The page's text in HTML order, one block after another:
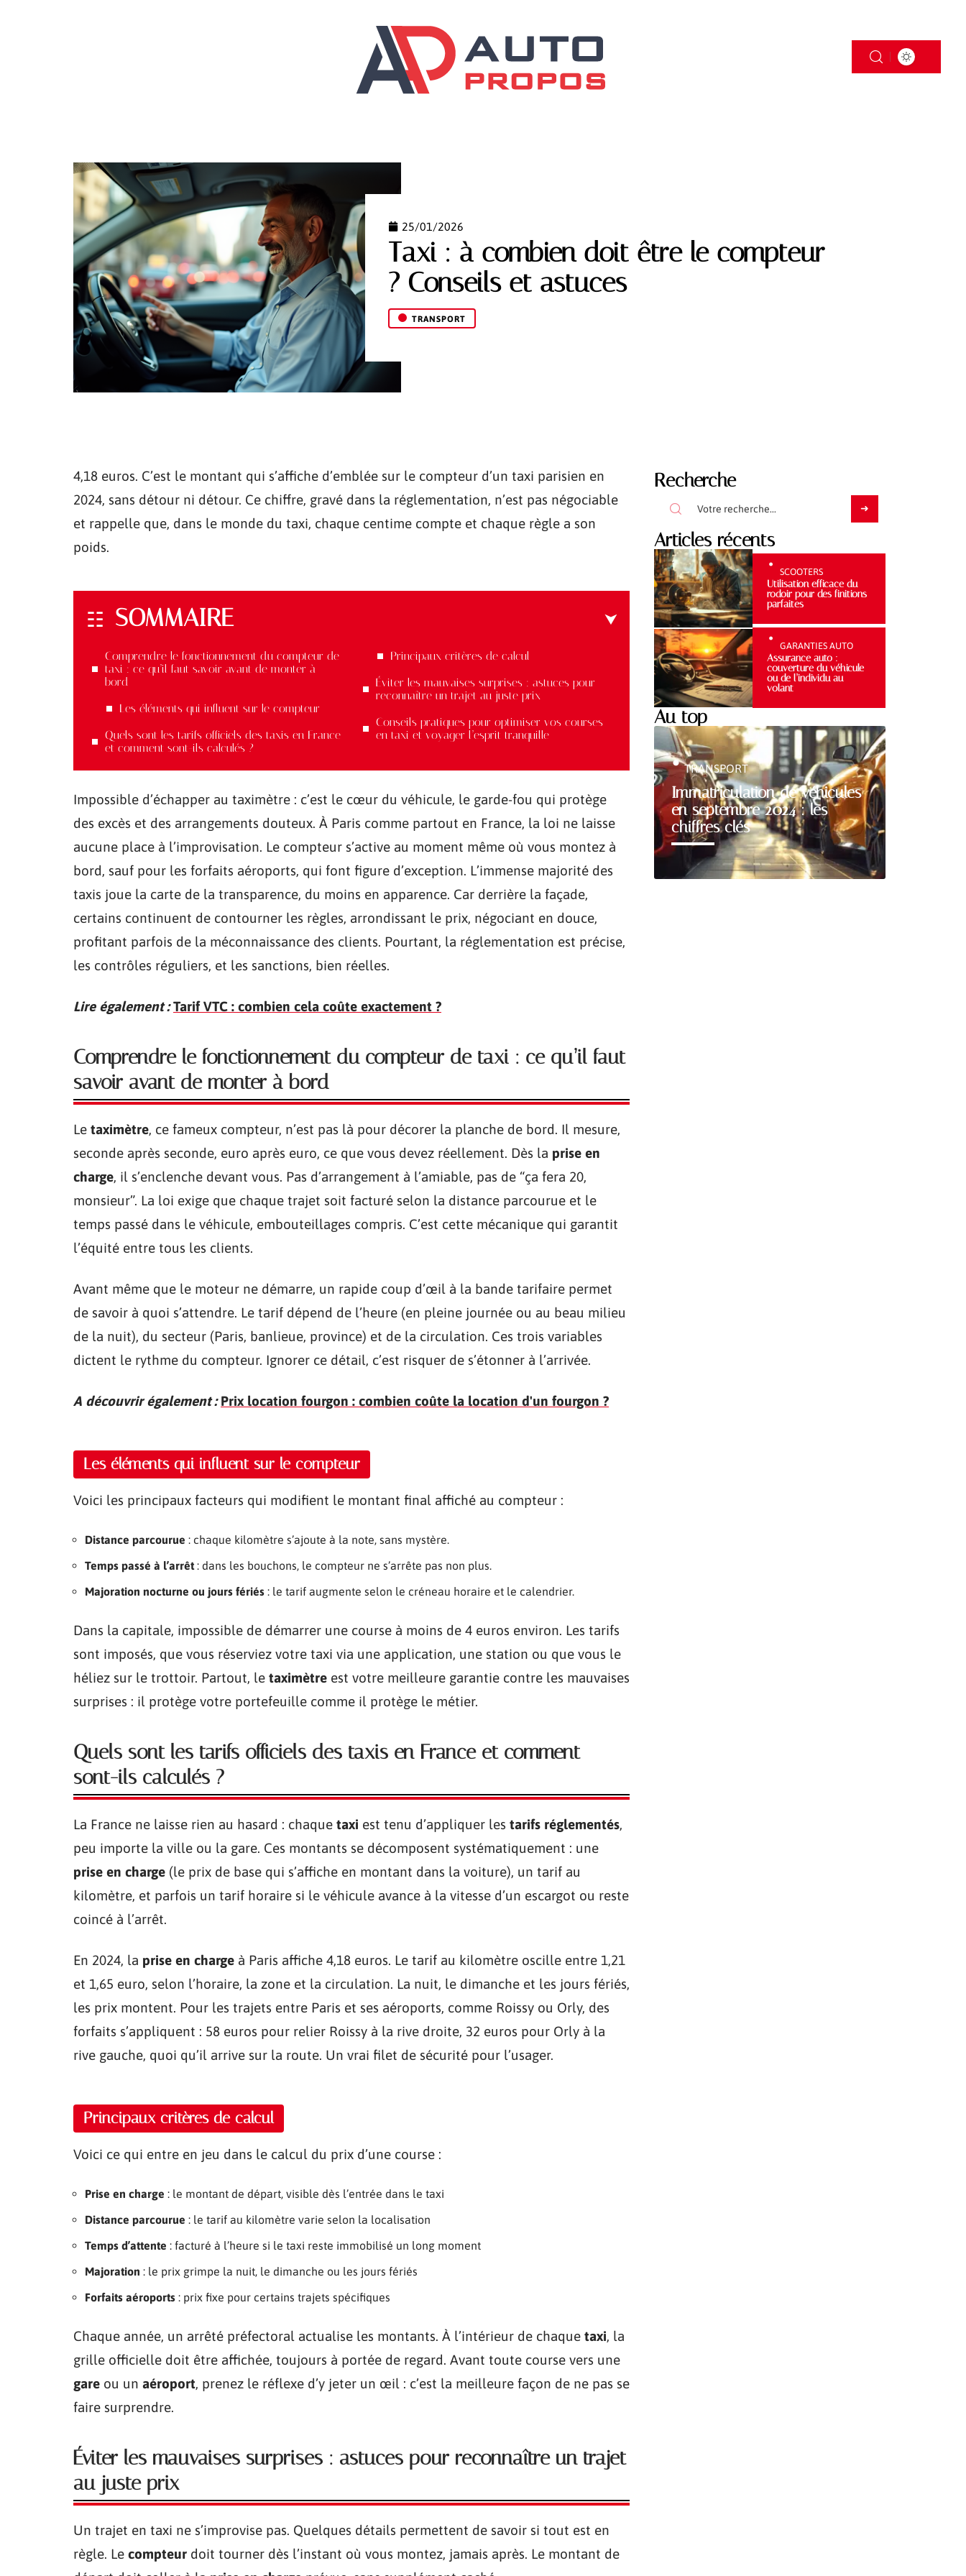
25/01/2026
Taxi : à combien doit être le compteur
? Conseils et astuces
TRANSPORT
4,18 euros. C’est le montant qui s’affiche d’emblée sur le compteur d’un taxi parisien en
2024, sans détour ni détour. Ce chiffre, gravé dans la réglementation, n’est pas négociable
et rappelle que, dans le monde du taxi, chaque centime compte et chaque règle a son
poids.
SOMMAIRE
Comprendre le fonctionnement du compteur de
taxi : ce qu’il faut savoir avant de monter à
bord
Les éléments qui influent sur le compteur
Quels sont les tarifs officiels des taxis en France
et comment sont-ils calculés ?
Principaux critères de calcul
Éviter les mauvaises surprises : astuces pour
reconnaître un trajet au juste prix
Conseils pratiques pour optimiser vos courses
en taxi et voyager l’esprit tranquille
Impossible d’échapper au taximètre : c’est le cœur du véhicule, le garde-fou qui protège
des excès et des arrangements douteux. À Paris comme partout en France, la loi ne laisse
aucune place à l’improvisation. Le compteur s’active au moment même où vous montez à
bord, sauf pour les forfaits aéroports, qui font figure d’exception. L’immense majorité des
taxis joue la carte de la transparence, du moins en apparence. Car derrière la façade,
certains continuent de contourner les règles, arrondissant le prix, négociant en douce,
profitant parfois de la méconnaissance des clients. Pourtant, la réglementation est précise,
les contrôles réguliers, et les sanctions, bien réelles.
Lire également : Tarif VTC : combien cela coûte exactement ?
Comprendre le fonctionnement du compteur de taxi : ce qu’il faut
savoir avant de monter à bord
Le taximètre, ce fameux compteur, n’est pas là pour décorer la planche de bord. Il mesure,
seconde après seconde, euro après euro, ce que vous devez réellement. Dès la prise en
charge, il s’enclenche devant vous. Pas d’arrangement à l’amiable, pas de “ça fera 20,
monsieur”. La loi exige que chaque trajet soit facturé selon la distance parcourue et le
temps passé dans le véhicule, embouteillages compris. C’est cette mécanique qui garantit
l’équité entre tous les clients.
Avant même que le moteur ne démarre, un rapide coup d’œil à la bande tarifaire permet
de savoir à quoi s’attendre. Le tarif dépend de l’heure (en pleine journée ou au beau milieu
de la nuit), du secteur (Paris, banlieue, province) et de la circulation. Ces trois variables
dictent le rythme du compteur. Ignorer ce détail, c’est risquer de s’étonner à l’arrivée.
A découvrir également : Prix location fourgon : combien coûte la location d'un fourgon ?
Les éléments qui influent sur le compteur
Voici les principaux facteurs qui modifient le montant final affiché au compteur :
Distance parcourue : chaque kilomètre s’ajoute à la note, sans mystère.
Temps passé à l’arrêt: dans les bouchons, le compteur ne s’arrête pas non plus.
Majoration nocturne ou jours fériés : le tarif augmente selon le créneau horaire et le calendrier.
Dans la capitale, impossible de démarrer une course à moins de 4 euros environ. Les tarifs
sont imposés, que vous réserviez votre taxi via une application, une station ou que vous le
héliez sur le trottoir. Partout, le taximètre est votre meilleure garantie contre les mauvaises
surprises : il protège votre portefeuille comme il protège le métier.
Quels sont les tarifs officiels des taxis en France et comment
sont-ils calculés ?
La France ne laisse rien au hasard : chaque taxi est tenu d’appliquer les tarifs réglementés,
peu importe la ville ou la gare. Ces montants se décomposent systématiquement : une
prise en charge (le prix de base qui s’affiche en montant dans la voiture), un tarif au
kilomètre, et parfois un tarif horaire si le véhicule avance à la vitesse d’un escargot ou reste
coincé à l’arrêt.
En 2024, la prise en charge à Paris affiche 4,18 euros. Le tarif au kilomètre oscille entre 1,21
et 1,65 euro, selon l’horaire, la zone et la circulation. La nuit, le dimanche et les jours fériés,
les prix montent. Pour les trajets entre Paris et ses aéroports, comme Roissy ou Orly, des
forfaits s’appliquent : 58 euros pour relier Roissy à la rive droite, 32 euros pour Orly à la
rive gauche, quoi qu’il arrive sur la route. Un vrai filet de sécurité pour l’usager.
Principaux critères de calcul
Voici ce qui entre en jeu dans le calcul du prix d’une course :
Prise en charge : le montant de départ, visible dès l’entrée dans le taxi
Distance parcourue : le tarif au kilomètre varie selon la localisation
Temps d’attente : facturé à l’heure si le taxi reste immobilisé un long moment
Majoration : le prix grimpe la nuit, le dimanche ou les jours fériés
Forfaits aéroports : prix fixe pour certains trajets spécifiques
Chaque année, un arrêté préfectoral actualise les montants. À l’intérieur de chaque taxi, la
grille officielle doit être affichée, toujours à portée de regard. Avant toute course vers une
gare ou un aéroport, prenez le réflexe d’y jeter un œil : c’est la meilleure façon de ne pas se
faire surprendre.
Éviter les mauvaises surprises : astuces pour reconnaître un trajet
au juste prix
Un trajet en taxi ne s’improvise pas. Quelques détails permettent de savoir si tout est en
règle. Le compteur doit tourner dès l’instant où vous montez, jamais après. Le montant de
Recherche
Articles récents
SCOOTERS
Utilisation efficace du
rodoir pour des finitions
parfaites
GARANTIES AUTO
Assurance auto :
couverture du véhicule
ou de l’individu au
volant
Au top
Immatriculation de véhicules
en septembre 2024 : les
chiffres clés
TRANSPORT